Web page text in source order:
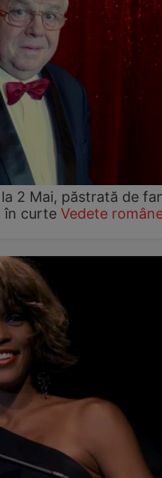
2 Mai, păstrată de
în curte Vedete